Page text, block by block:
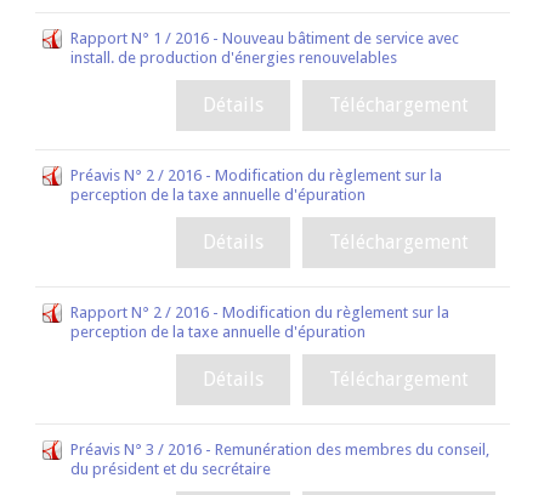
Rapport N° 1 / 2016 - Nouveau bâtiment de service avec
install. de production d'énergies renouvelables
Téléchargement
Détails
Préavis N° 2 / 2016 - Modification du règlement sur la
perception de la taxe annuelle d'épuration
Téléchargement
Détails
Rapport N° 2 / 2016 - Modification du règlement sur la
perception de la taxe annuelle d'épuration
Téléchargement
Détails
Préavis N° 3 / 2016 - Remunération des membres du conseil,
du président et du secrétaire